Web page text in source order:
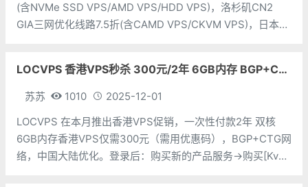
(含NVMe SSD VPS/AMD VPS/HDD VPS)，洛杉矶CN2
GIA三网优化线路7.5折(含CAMD VPS/CKVM VPS)，日本
LOCVPS 香港VPS秒杀 300元/2年 6GB内存 BGP+CTG网络
苏苏 1010
2025-12-01
LOCVPS 在本月推出香港VPS促销，一次性付款2年 双核
6GB内存香港VPS仅需300元（需用优惠码），BGP+CTG网
络，中国大陆优化。登录后：购买新的产品服务→购买[Kvm